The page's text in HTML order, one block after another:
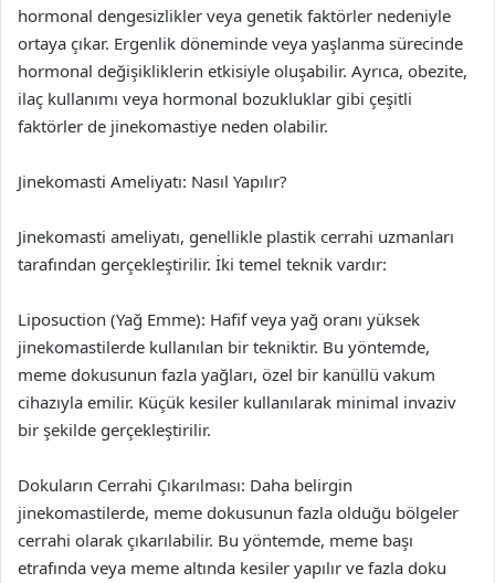
hormonal dengesizlikler veya genetik faktörler nedeniyle
ortaya çıkar. Ergenlik döneminde veya yaşlanma sürecinde
hormonal değişikliklerin etkisiyle oluşabilir. Ayrıca, obezite,
ilaç kullanımı veya hormonal bozukluklar gibi çeşitli
faktörler de jinekomastiye neden olabilir.
Jinekomasti Ameliyatı: Nasıl Yapılır?
Jinekomasti ameliyatı, genellikle plastik cerrahi uzmanları
tarafından gerçekleştirilir. İki temel teknik vardır:
Liposuction (Yağ Emme): Hafif veya yağ oranı yüksek
jinekomastilerde kullanılan bir tekniktir. Bu yöntemde,
meme dokusunun fazla yağları, özel bir kanüllü vakum
cihazıyla emilir. Küçük kesiler kullanılarak minimal invaziv
bir şekilde gerçekleştirilir.
Dokuların Cerrahi Çıkarılması: Daha belirgin
jinekomastilerde, meme dokusunun fazla olduğu bölgeler
cerrahi olarak çıkarılabilir. Bu yöntemde, meme başı
etrafında veya meme altında kesiler yapılır ve fazla doku